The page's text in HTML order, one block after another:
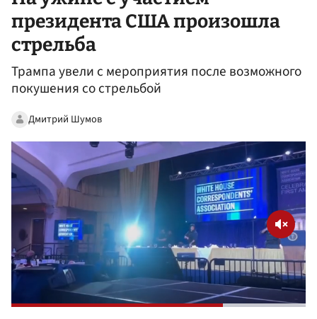
президента США произошла
стрельба
Трампа увели с мероприятия после возможного
покушения со стрельбой
Дмитрий Шумов